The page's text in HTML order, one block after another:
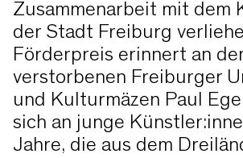
Zusammenarbeit mit dem
der Stadt Freiburg
Förderpreis erinnert an
verstorbenen Freiburger
und Kulturmäzen Paul
sich an junge
Jahre, die aus dem